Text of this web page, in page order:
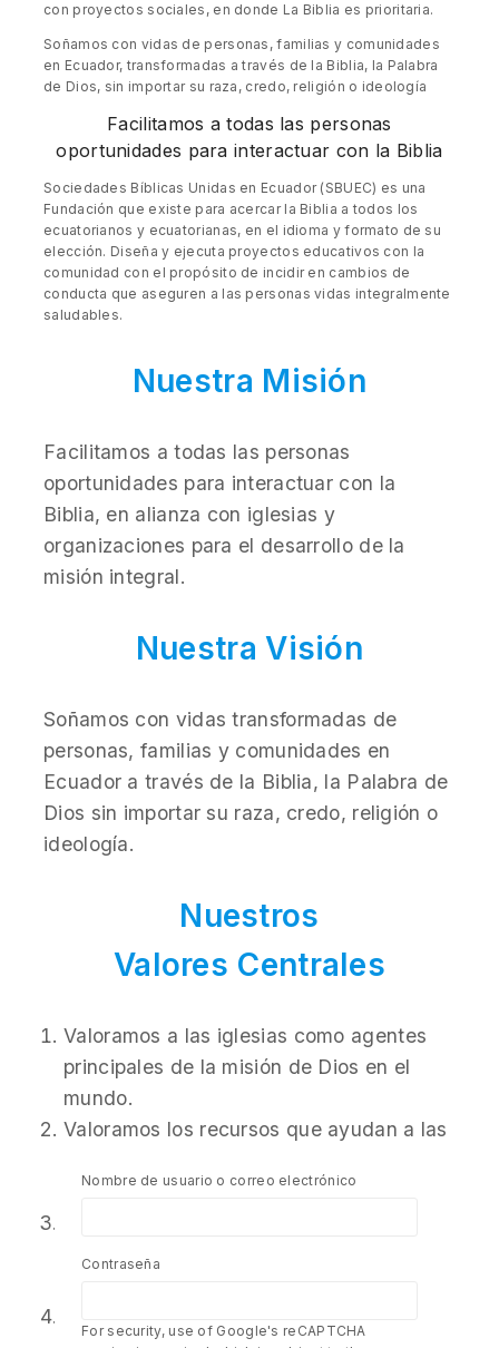
con proyectos sociales, en donde La Biblia es prioritaria.
Soñamos con vidas de personas, familias y comunidades
en Ecuador, transformadas a través de la Biblia, la Palabra
de Dios, sin importar su raza, credo, religión o ideología
Facilitamos a todas las personas
oportunidades para interactuar con la Biblia
Sociedades Bíblicas Unidas en Ecuador (SBUEC) es una
Fundación que existe para acercar la Biblia a todos los
ecuatorianos y ecuatorianas, en el idioma y formato de su
elección. Diseña y ejecuta proyectos educativos con la
comunidad con el propósito de incidir en cambios de
conducta que aseguren a las personas vidas integralmente
saludables.
Nuestra Misión
Facilitamos a todas las personas
oportunidades para interactuar con la
Biblia, en alianza con iglesias y
organizaciones para el desarrollo de la
misión integral.
Nuestra Visión
Soñamos con vidas transformadas de
personas, familias y comunidades en
Ecuador a través de la Biblia, la Palabra de
Dios sin importar su raza, credo, religión o
ideología.
Nuestros
Valores Centrales
Valoramos a las iglesias como agentes
principales de la misión de Dios en el
mundo.
Valoramos los recursos que ayudan a las
Dios.
medios que nos permiten distribuir la
Nombre de usuario o correo electrónico
Contraseña
For security, use of Google's reCAPTCHA